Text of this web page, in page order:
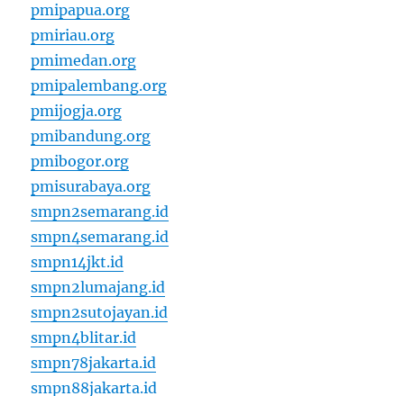
pmipapua.org
pmiriau.org
pmimedan.org
pmipalembang.org
pmijogja.org
pmibandung.org
pmibogor.org
pmisurabaya.org
smpn2semarang.id
smpn4semarang.id
smpn14jkt.id
smpn2lumajang.id
smpn2sutojayan.id
smpn4blitar.id
smpn78jakarta.id
smpn88jakarta.id